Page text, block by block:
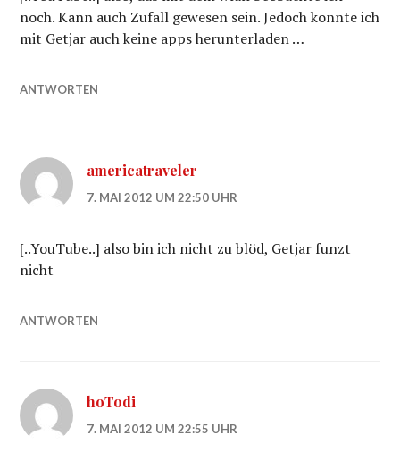
noch. Kann auch Zufall gewesen sein. Jedoch konnte ich
mit Getjar auch keine apps herunterladen …
ANTWORTEN
americatraveler
7. MAI 2012 UM 22:50 UHR
[..YouTube..] also bin ich nicht zu blöd, Getjar funzt
nicht
ANTWORTEN
hoTodi
7. MAI 2012 UM 22:55 UHR